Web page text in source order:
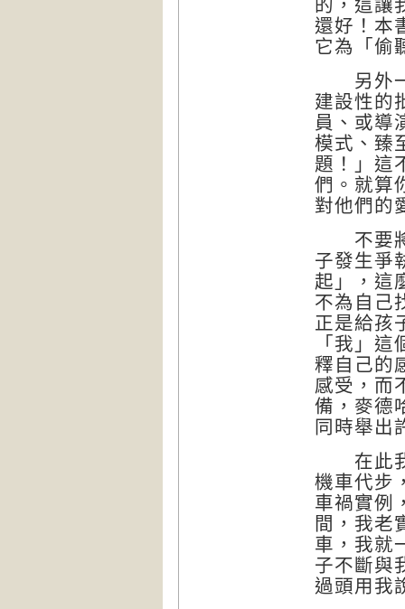
的，這讓
還好！本
它為「偷
另外一
建設性的
員、或導
模式、臻
題！」這
們。就算
對他們的
不要將
子發生爭
起」，這
不為自己
正是給孩
「我」
釋自己的
感受，而
備，麥德
同時舉出
在此我
機車代步
車禍實例
間，我老
車，我就
子不斷與
過頭用我